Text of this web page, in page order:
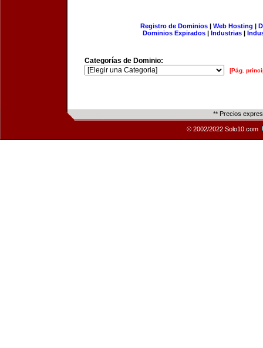
Registro de Dominios| Web Hosting |
Dominios Expirados | Industrias |
Categorías de Dominio:
[Pág.
** Precios
© 2002/2022 Solo10.com